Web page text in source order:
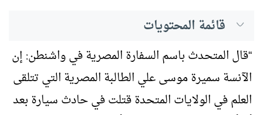
قائمة المحتويات
“قال المتحدث باسم السفارة المصرية في واشنطن: إن
الآنسة سميرة موسى علي الطالبة المصرية التي تتلقى
العلم في الولايات المتحدة قتلت في حادث سيارة بعد